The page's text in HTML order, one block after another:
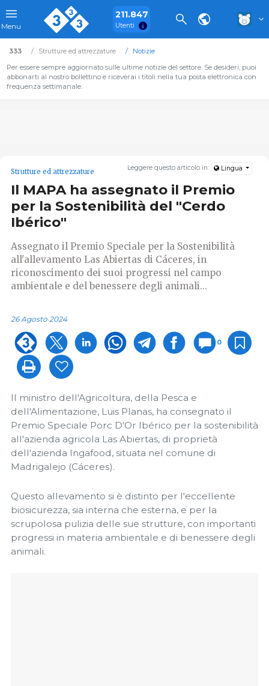
Menu
211.847
Utenti
333 Strutture ed attrezzature
Notizie
Per essere sempre aggiornato sulle ultime notizie del settore. Se desideri, puoi
abbonarti al nostro bollettino e riceverai i titoli nella tua posta elettronica con
frequenza settimanale.
Leggere questo articolo in: Lingua
Strutture ed attrezzature
Il MAPA ha assegnato il Premio
per la Sostenibilità del "Cerdo
Ibérico"
Assegnato il Premio Speciale per la Sostenibilità
all'allevamento Las Abiertas di Cáceres, in
riconoscimento dei suoi progressi nel campo
ambientale e del benessere degli animali...
26 Agosto 2024
0
Il ministro dell'Agricoltura, della Pesca e
dell'Alimentazione, Luis Planas, ha consegnato il
Premio Speciale Porc D'Or Ibérico per la sostenibilità
all'azienda agricola Las Abiertas, di proprietà
dell'azienda Ingafood, situata nel comune di
Madrigalejo (Cáceres).
Questo allevamento si è distinto per l'eccellente
biosicurezza, sia interna che esterna, e per la
scrupolosa pulizia delle sue strutture, con importanti
progressi in materia ambientale e di benessere degli
animali.